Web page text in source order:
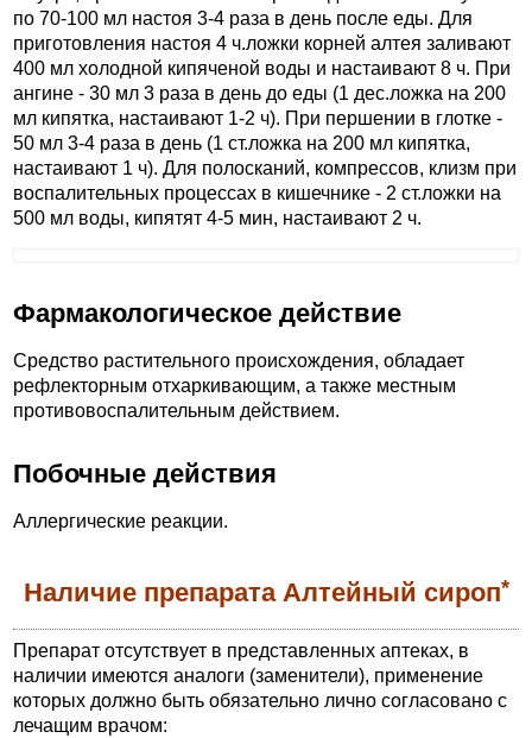
по 70-100 мл настоя 3-4 раза в день после еды. Для
приготовления настоя 4 ч.ложки корней алтея заливают
400 мл холодной кипяченой воды и настаивают 8 ч. При
ангине - 30 мл 3 раза в день до еды (1 дес.ложка на 200
мл кипятка, настаивают 1-2 ч). При першении в глотке -
50 мл 3-4 раза в день (1 ст.ложка на 200 мл кипятка,
настаивают 1 ч). Для полосканий, компрессов, клизм при
воспалительных процессах в кишечнике - 2 ст.ложки на
500 мл воды, кипятят 4-5 мин, настаивают 2 ч.
Фармакологическое действие
Средство растительного происхождения, обладает
рефлекторным отхаркивающим, а также местным
противовоспалительным действием.
Побочные действия
Аллергические реакции.
Наличие препарата Алтейный сироп*
Препарат отсутствует в представленных аптеках, в
наличии имеются аналоги (заменители), применение
которых должно быть обязательно лично согласовано с
лечащим врачом: